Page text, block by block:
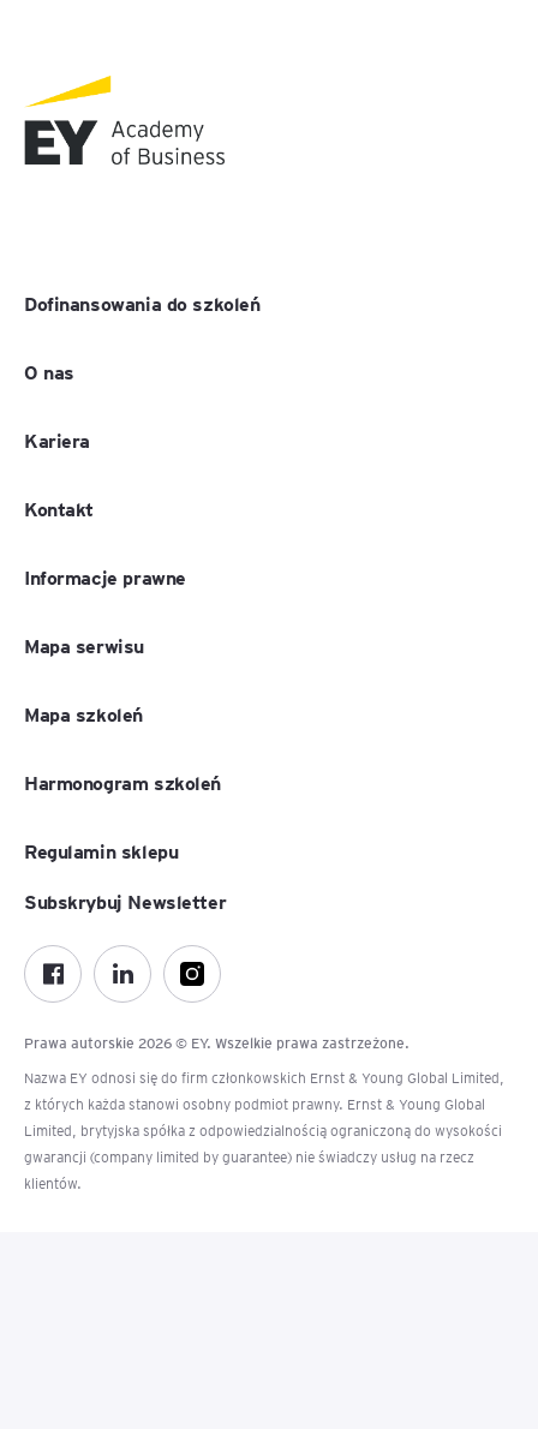
Dofinansowania do szkoleń
O nas
Kariera
Kontakt
Informacje prawne
Mapa serwisu
Mapa szkoleń
Harmonogram szkoleń
Regulamin sklepu
Prawa autorskie 2026 © EY. Wszelkie prawa zastrzeżone.
Nazwa EY odnosi się do firm członkowskich Ernst & Young Global Limited,
z których każda stanowi osobny podmiot prawny. Ernst & Young Global
Limited, brytyjska spółka z odpowiedzialnością ograniczoną do wysokości
gwarancji (company limited by guarantee) nie świadczy usług na rzecz
klientów.
Subskrybuj Newsletter